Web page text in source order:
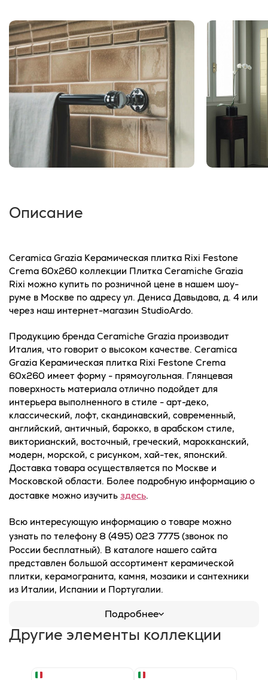
Описание
Ceramica Grazia Керамическая плитка Rixi Festone
Crema 60x260 коллекции Плитка Ceramiche Grazia
Rixi можно купить по розничной цене в нашем шоу-
руме в Москве по адресу ул. Дениса Давыдова, д. 4 или
через наш интернет-магазин StudioArdo.
Продукцию бренда Ceramiche Grazia производит
Италия, что говорит о высоком качестве. Ceramica
Grazia Керамическая плитка Rixi Festone Crema
60x260 имеет форму - прямоугольная. Глянцевая
поверхность материала отлично подойдет для
интерьера выполненного в стиле - арт-деко,
классический, лофт, скандинавский, современный,
английский, античный, барокко, в арабском стиле,
викторианский, восточный, греческий, марокканский,
модерн, морской, с рисунком, хай-тек, японский.
Доставка товара осуществляется по Москве и
Московской области. Более подробную информацию о
доставке можно изучить здесь.
Всю интересующую информацию о товаре можно
узнать по телефону 8 (495) 023 7775 (звонок по
России бесплатный). В каталоге нашего сайта
представлен большой ассортимент керамической
плитки, керамогранита, камня, мозаики и сантехники
из Италии, Испании и Португалии.
Подробнее
Другие элементы коллекции